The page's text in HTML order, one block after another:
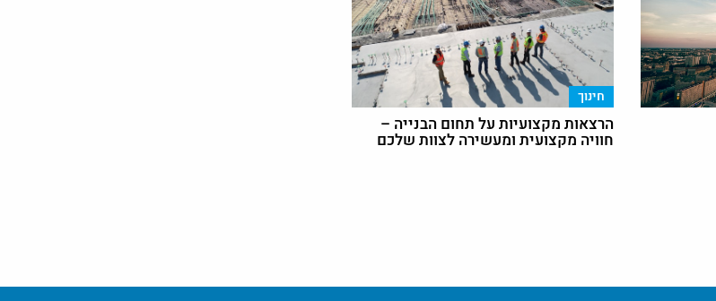
חינוך
הרצאות מקצועיות על תחום הבנייה –
חוויה מקצועית ומעשירה לצוות שלכם